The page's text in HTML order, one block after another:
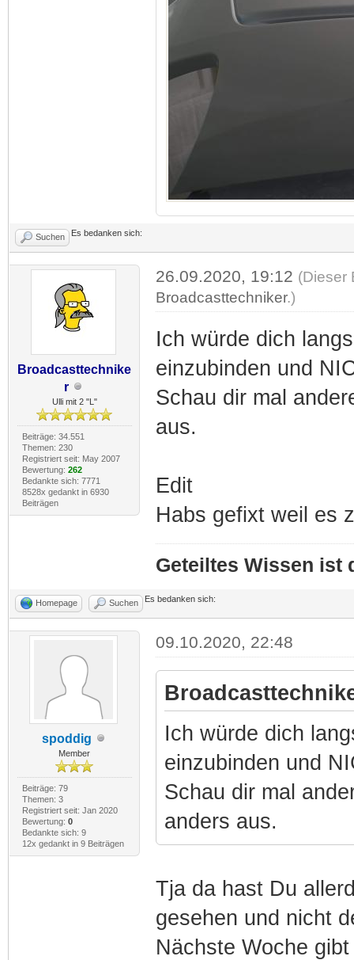
Suchen Es bedanken sich:
Broadcasttechnike
r
Ulli mit 2 "L"
Beiträge: 34.551
Themen: 230
Registriert seit: May 2007
Bewertung: 262
Bedankte sich: 7771
8528x gedankt in 6930
Beiträgen
26.09.2020, 19:12 (Dieser
Broadcasttechniker.)
Ich würde dich
einzubinden und
Schau dir mal
aus.
Edit
Habs gefixt weil es
Geteiltes Wissen ist
Homepage Suchen Es bedanken sich:
spoddig
Member
Beiträge: 79
Themen: 3
Registriert seit: Jan 2020
Bewertung: 0
Bedankte sich: 9
12x gedankt in 9 Beiträgen
09.10.2020, 22:48
Ich würde dich
einzubinden und
Schau dir mal
anders aus.
Tja da hast Du
gesehen und nicht
Nächste Woche